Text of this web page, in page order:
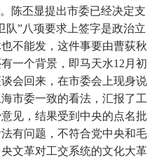
陈丕显提出市委已经决定支
队”八项要求上签字是政治立
不能发，这件事要由曹荻秋
一个背景，即马天水12月初
会回来，在市委会上现身说
市委一致的看法，汇报了工
见，结果受到中央的点名批
有问题，不符合党中央和毛
文革对工交系统的文化大革